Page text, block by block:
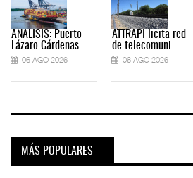
ANÁLISIS: Puerto
Lázaro Cárdenas ...
06 AGO 2026
ATTRAPI licita red
de telecomuni ...
06 AGO 2026
MÁS POPULARES